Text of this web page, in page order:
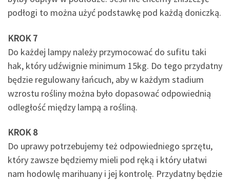
podłogi to można użyć podstawkę pod każdą doniczką.
KROK 7
Do każdej lampy należy przymocować do sufitu taki
hak, który udźwignie minimum 15kg. Do tego przydatny
będzie regulowany łańcuch, aby w każdym stadium
wzrostu rośliny można było dopasować odpowiednią
odległość między lampą a rośliną.
KROK 8
Do uprawy potrzebujemy też odpowiedniego sprzętu,
który zawsze będziemy mieli pod ręką i który ułatwi
nam hodowlę marihuany i jej kontrolę. Przydatny będzie